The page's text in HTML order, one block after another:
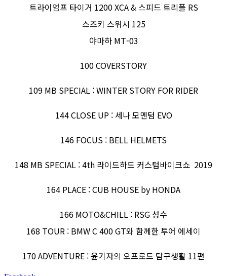
트라이엄프 타이거 1200 XCA & 스피드 트리플 RS
스즈키 스위시 125
야마하 MT-03
100 COVERSTORY
109 MB SPECIAL : WINTER STORY FOR RIDER
144 CLOSE UP : 세나 모멘텀 EVO
146 FOCUS : BELL HELMETS
148 MB SPECIAL : 4th 라이드하드 커스텀바이크쇼 2019
164 PLACE : CUB HOUSE by HONDA
166 MOTO&CHILL : RSG 성수
168 TOUR : BMW C 400 GT와 함께한 투어 에세이
170 ADVENTURE : 윤기자의 오프로드 탐구생활 11편